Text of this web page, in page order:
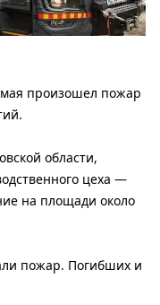
произошел пожар
области,
цеха —
на площади около
пожар. Погибших и